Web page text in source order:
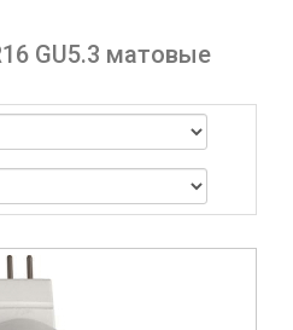
GU5.3 матовые